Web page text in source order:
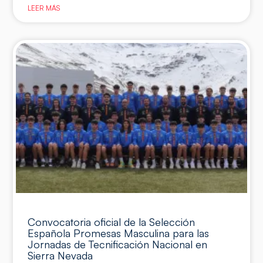
LEER MÁS
Convocatoria oficial de la Selección
Española Promesas Masculina para las
Jornadas de Tecnificación Nacional en
Sierra Nevada